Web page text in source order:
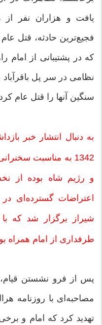
یافت و هزاران نفر
فجیع‌ترین حادثه، قتل‌
که در پشتیبانی از امام
نظامی در سر پل باقرآباد
سنگین آنها را قتل عام
1342 به مناسبت
اعتراضات گسترده‌ای
شیراز برگزار شد که
طرفداری از امام همراه
پس از فرو نشستن قیام،
تهدید کرد که امام و